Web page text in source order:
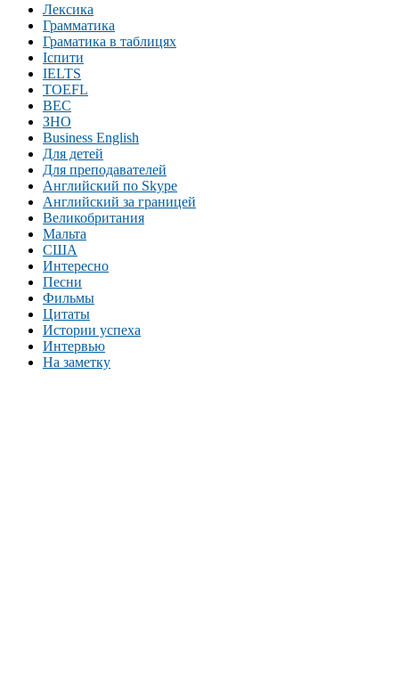
Лексика
Грамматика
Граматика в таблицях
Іспити
IELTS
TOEFL
BEC
ЗНО
Business English
Для детей
Для преподавателей
Английский по Skype
Английский за границей
Великобритания
Мальта
США
Интересно
Песни
Фильмы
Цитаты
Истории успеха
Интервью
На заметку